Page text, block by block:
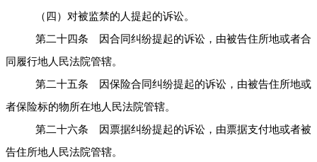
（四）对被监禁的人提起的诉讼。
第二十四条 因合同纠纷提起的诉讼，由被告住所地或者合
同履行地人民法院管辖。
第二十五条 因保险合同纠纷提起的诉讼，由被告住所地或
者保险标的物所在地人民法院管辖。
第二十六条 因票据纠纷提起的诉讼，由票据支付地或者被
告住所地人民法院管辖。